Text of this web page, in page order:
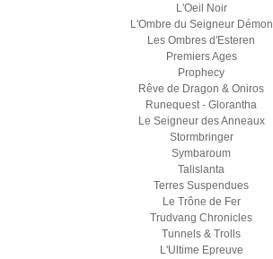
L'Oeil Noir
L'Ombre du Seigneur Démon
Les Ombres d'Esteren
Premiers Ages
Prophecy
Rêve de Dragon & Oniros
Runequest - Glorantha
Le Seigneur des Anneaux
Stormbringer
Symbaroum
Talislanta
Terres Suspendues
Le Trône de Fer
Trudvang Chronicles
Tunnels & Trolls
L'Ultime Epreuve